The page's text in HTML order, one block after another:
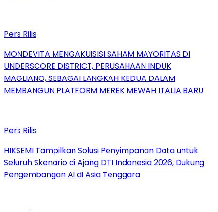
Pers Rilis
MONDEVITA MENGAKUISISI SAHAM MAYORITAS DI
UNDERSCORE DISTRICT, PERUSAHAAN INDUK
MAGLIANO, SEBAGAI LANGKAH KEDUA DALAM
MEMBANGUN PLATFORM MEREK MEWAH ITALIA BARU
Pers Rilis
HIKSEMI Tampilkan Solusi Penyimpanan Data untuk
Seluruh Skenario di Ajang DTI Indonesia 2026, Dukung
Pengembangan AI di Asia Tenggara